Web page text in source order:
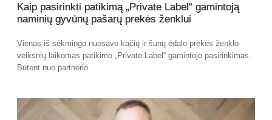
Kaip pasirinkti patikimą „Private Label“ gamintoją
naminių gyvūnų pašarų prekės ženklui
Vienas iš sėkmingo nuosavo kačių ir šunų ėdalo prekės ženklo
veiksnių laikomas patikimo „Private Label“ gamintojo pasirinkimas.
Būtent nuo partnerio